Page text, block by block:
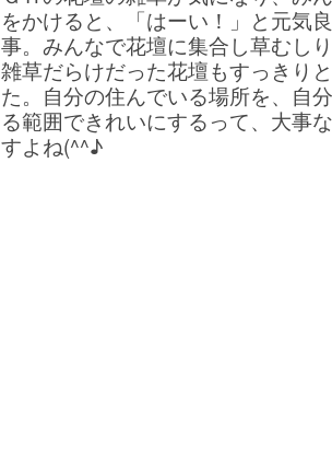
をかけると、「はーい！」と元気
事。みんなで花壇に集合し草むし
雑草だらけだった花壇もすっきり
た。自分の住んでいる場所を、自
る範囲できれいにするって、大事
すよね(^^♪